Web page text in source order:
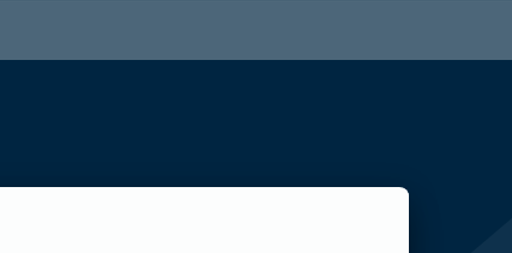
Bestandteilen
B. Antennen, Markisen,